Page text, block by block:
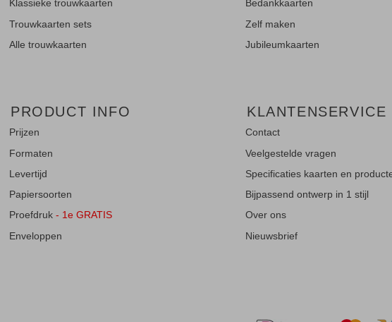
Klassieke trouwkaarten
Trouwkaarten sets
Alle trouwkaarten
Bedankkaarten
Zelf maken
Jubileumkaarten
PRODUCT INFO
Prijzen
Formaten
Levertijd
Papiersoorten
Proefdruk- 1e GRATIS
Enveloppen
KLANTENSERVICE
Contact
Veelgestelde vragen
Specificaties kaarten en
Bijpassend ontwerp in 1 stijl
Over ons
Nieuwsbrief